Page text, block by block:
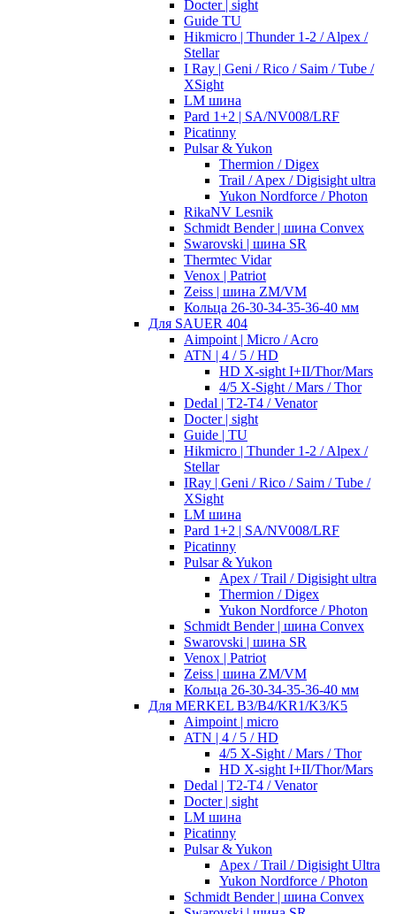
Docter | sight
Guide TU
Hikmicro | Thunder 1-2 / Alpex /
Stellar
I Ray | Geni / Rico / Saim / Tube /
XSight
LM шина
Pard 1+2 | SA/NV008/LRF
Picatinny
Pulsar & Yukon
Thermion / Digex
Trail / Apex / Digisight ultra
Yukon Nordforce / Photon
RikaNV Lesnik
Schmidt Bender | шина Convex
Swarovski | шина SR
Thermtec Vidar
Venox | Patriot
Zeiss | шина ZM/VM
Кольца 26-30-34-35-36-40 мм
Для SAUER 404
Aimpoint | Micro / Acro
ATN | 4 / 5 / HD
HD X-sight I+II/Thor/Mars
4/5 X-Sight / Mars / Thor
Dedal | T2-T4 / Venator
Docter | sight
Guide | TU
Hikmicro | Thunder 1-2 / Alpex /
Stellar
IRay | Geni / Rico / Saim / Tube /
XSight
LM шина
Pard 1+2 | SA/NV008/LRF
Picatinny
Pulsar & Yukon
Apex / Trail / Digisight ultra
Thermion / Digex
Yukon Nordforce / Photon
Schmidt Bender | шина Convex
Swarovski | шина SR
Venox | Patriot
Zeiss | шина ZM/VM
Кольца 26-30-34-35-36-40 мм
Для MERKEL B3/B4/KR1/K3/K5
Aimpoint | micro
ATN | 4 / 5 / HD
4/5 X-Sight / Mars / Thor
HD X-sight I+II/Thor/Mars
Dedal | T2-T4 / Venator
Docter | sight
LM шина
Picatinny
Pulsar & Yukon
Apex / Trail / Digisight Ultra
Yukon Nordforce / Photon
Schmidt Bender | шина Convex